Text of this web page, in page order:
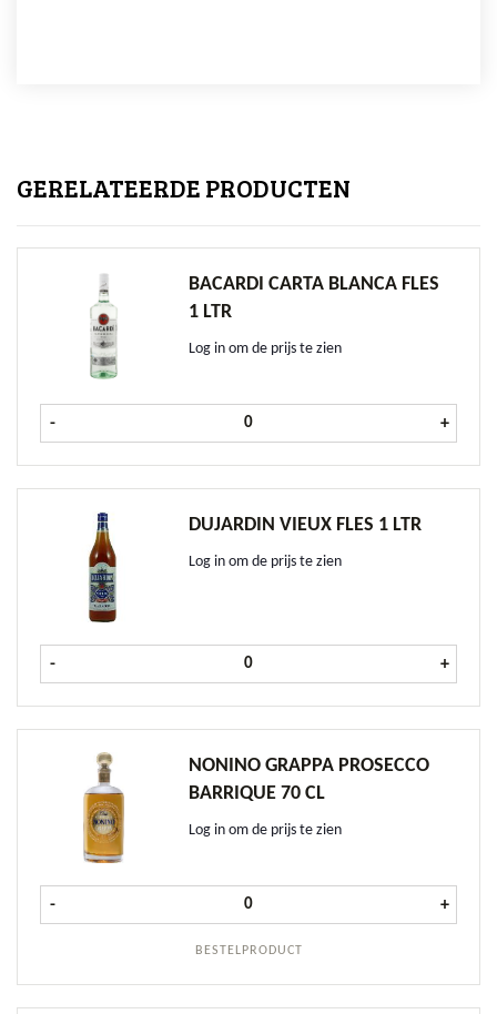
GERELATEERDE PRODUCTEN
BACARDI CARTA BLANCA FLES
1 LTR
Log in om de prijs te zien
- Bacardi Carta Blanca fles 1 ltr
+
DUJARDIN VIEUX FLES 1 LTR
Log in om de prijs te zien
- Dujardin Vieux fles 1 ltr aantal
+
NONINO GRAPPA PROSECCO
BARRIQUE 70 CL
Log in om de prijs te zien
BESTELPRODUCT
- Nonino Grappa Prosecco Barrique
+